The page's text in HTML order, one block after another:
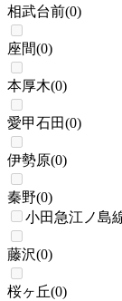
相武台前(0)
座間(0)
本厚木(0)
愛甲石田(0)
伊勢原(0)
秦野(0)
小田急江ノ島
藤沢(0)
桜ヶ丘(0)